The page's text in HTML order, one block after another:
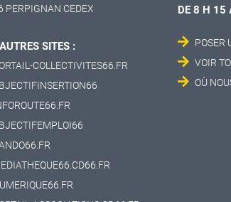
PERPIGNAN CEDEX
SITES :
COLLECTIVITES66.FR
DE 8 H 15
POSER
VOIR
OÙ